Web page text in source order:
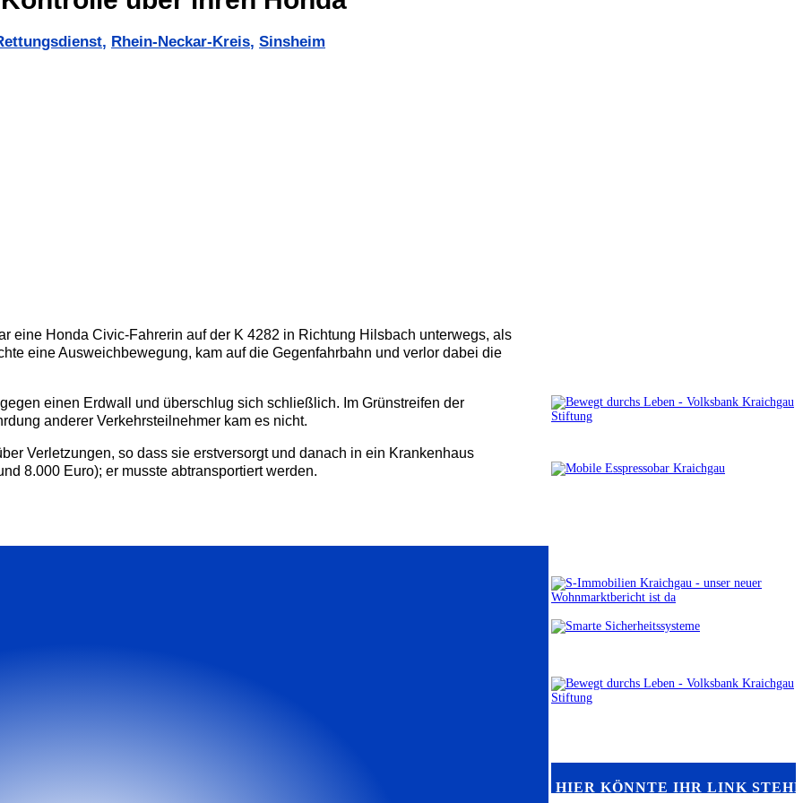
, Rhein-Neckar-Kreis, Sinsheim
eine Honda Civic-Fahrerin auf der K 4282 in Richtung Hilsbach unterwegs, als
eine Ausweichbewegung, kam auf die Gegenfahrbahn und verlor dabei die
einen Erdwall und überschlug sich schließlich. Im Grünstreifen der
anderer Verkehrsteilnehmer kam es nicht.
Verletzungen, so dass sie erstversorgt und danach in ein Krankenhaus
8.000 Euro); er musste abtransportiert werden.
HIER KÖNNTE IHR LINK